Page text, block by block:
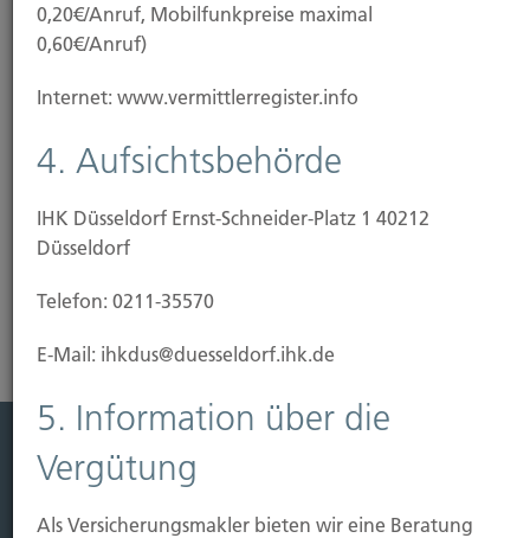
Sichern
Wir helfen Ihnen sich für jegliche Situation abzusichern
Leistung
Leben
0,20€/Anruf, Mobilfunkpreise maximal
0,60€/Anruf)
Internet: www.vermittlerregister.info
4. Aufsichtsbehörde
IHK Düsseldorf Ernst-Schneider-Platz 1 40212
Düsseldorf
Telefon: 0211-35570
E-Mail: ihkdus@duesseldorf.ihk.de
5. Information über die
Vergütung
Als Versicherungsmakler bieten wir eine Beratung